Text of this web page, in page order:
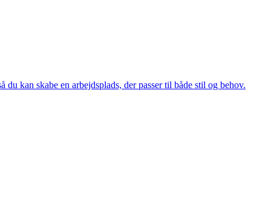
kan skabe en arbejdsplads, der passer til både stil og behov.